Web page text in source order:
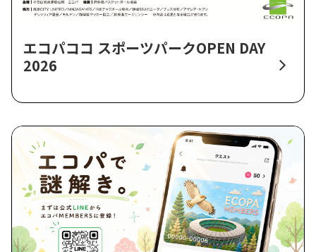
エコパココ スポーツパークOPEN DAY
2026